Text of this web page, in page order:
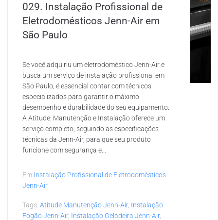
029. Instalação Profissional de
Eletrodomésticos Jenn-Air em
São Paulo
Se você adquiriu um eletrodoméstico Jenn-Air e
busca um serviço de instalação profissional em
São Paulo, é essencial contar com técnicos
especializados para garantir o máximo
desempenho e durabilidade do seu equipamento.
A Atitude: Manutenção e Instalação oferece um
serviço completo, seguindo as especificações
técnicas da Jenn-Air, para que seu produto
funcione com segurança e...
Em Instalação Profissional de Eletrodomésticos
Jenn-Air
Tags: Atitude Manutenção Jenn-Air, Instalação
Fogão Jenn-Air, Instalação Geladeira Jenn-Air,